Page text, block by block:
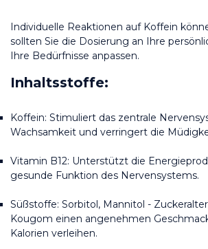
Individuelle Reaktionen auf Koffein
sollten Sie die Dosierung an Ihre
Ihre Bedürfnisse anpassen.
Inhaltsstoffe:
Koffein: Stimuliert das zentrale
Wachsamkeit und verringert die
Vitamin B12: Unterstützt die
gesunde Funktion des Nervensystems.
Süßstoffe: Sorbitol, Mannitol -
Kougom einen angenehmen
Kalorien verleihen.